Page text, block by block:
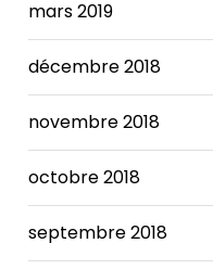
mars 2019
décembre 2018
novembre 2018
octobre 2018
septembre 2018